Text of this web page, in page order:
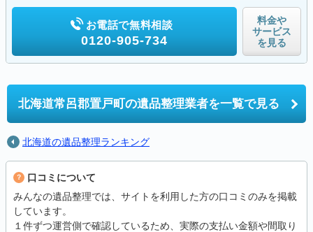
お電話で無料相談
0120-905-734
料金や
サービス
を見る
北海道常呂郡置戸町の遺品整理業者を一覧で見る
北海道の遺品整理ランキング
口コミについて
みんなの遺品整理では、サイトを利用した方の口コミのみを掲載
しています。
１件ずつ運営側で確認しているため、実際の支払い金額や間取り